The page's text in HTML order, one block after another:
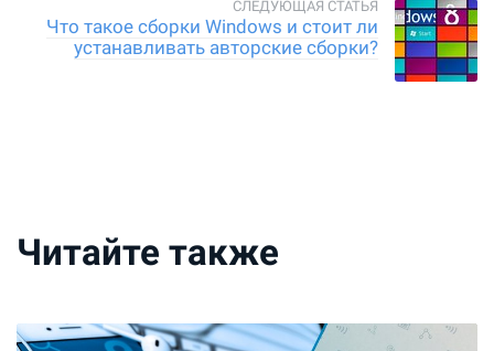
Что такое сборки Windows и стоит ли
устанавливать авторские сборки?
Читайте также